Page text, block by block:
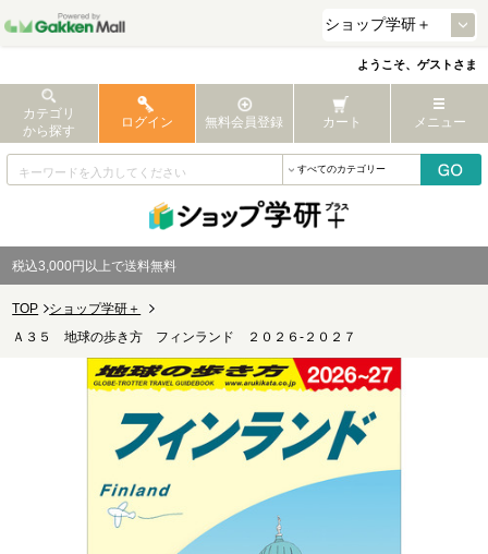
ようこそ、ゲストさま
カテゴリ
から探す
ログイン 無料会員登録 カート メニュー
税込3,000円以上で送料無料
TOP
ショップ学研＋
Ａ３５ 地球の歩き方 フィンランド ２０２６-２０２７